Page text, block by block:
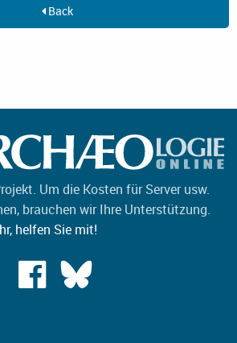
Back
Um die Kosten für Server usw.
brauchen wir Ihre Unterstützung.
helfen Sie mit!